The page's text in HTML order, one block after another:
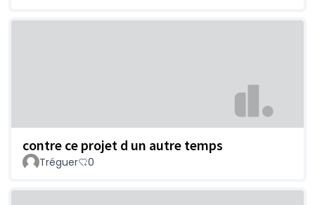
contre ce projet d un autre temps
Tréguer 0